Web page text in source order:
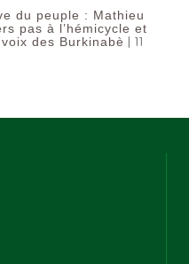
du peuple : Mathieu
pas à l’hémicycle et
des Burkinabè | 11